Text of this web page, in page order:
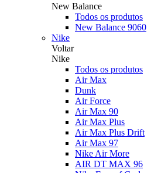
New Balance
Todos os produtos
New Balance 9060
Nike
Voltar
Nike
Todos os produtos
Air Max
Dunk
Air Force
Air Max 90
Air Max Plus
Air Max Plus Drift
Air Max 97
Nike Air More
AIR DT MAX 96